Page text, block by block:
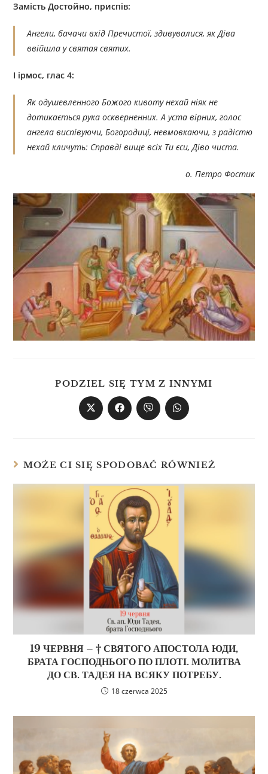
Замість Достойно, приспів:
Ангели, бачачи вхід Пречистої, здивувалися, як Діва
ввійшла у святая святих.
І ірмос, глас 4:
Як одушевленного Божого кивоту нехай ніяк не
дотикається рука оскверненних. А уста вірних, голос
ангела виспівуючи, Богородиці, невмовкаючи, з радістю
нехай кличуть: Справді вище всіх Ти єси, Діво чиста.
о. Петро Фостик
PODZIEL SIĘ TYM Z INNYMI
MOŻE CI SIĘ SPODOBAĆ RÓWNIEŻ
19 ЧЕРВНЯ – † СВЯТОГО АПОСТОЛА ЮДИ,
БРАТА ГОСПОДНЬОГО ПО ПЛОТІ. МОЛИТВА
ДО СВ. ТАДЕЯ НА ВСЯКУ ПОТРЕБУ.
18 czerwca 2025